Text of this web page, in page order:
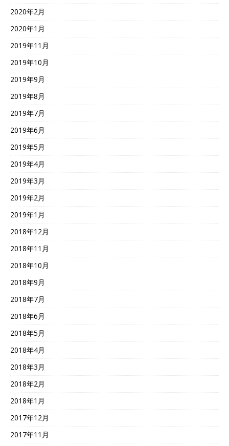
2020年2月
2020年1月
2019年11月
2019年10月
2019年9月
2019年8月
2019年7月
2019年6月
2019年5月
2019年4月
2019年3月
2019年2月
2019年1月
2018年12月
2018年11月
2018年10月
2018年9月
2018年7月
2018年6月
2018年5月
2018年4月
2018年3月
2018年2月
2018年1月
2017年12月
2017年11月